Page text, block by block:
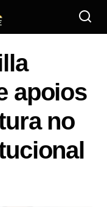
apoios
no